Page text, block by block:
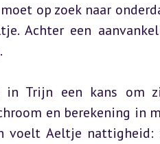
op zoek naar
Achter een
in Trijn een kans om
en berekening in
voelt Aeltje nattigheid: